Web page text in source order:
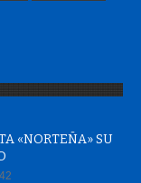
«NORTEÑA» SU